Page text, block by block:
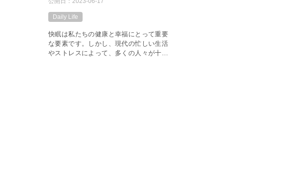
Daily Life
快眠は私たちの健康と幸福にとって重要
な要素です。しかし、現代の忙しい生活
やストレスによって、多くの人々が十分